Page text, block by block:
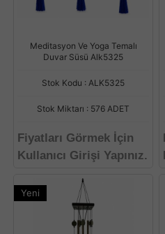
Meditasyon Ve Yoga Temalı
Duvar Süsü Alk5325
Stok Kodu : ALK5325
Stok Miktarı : 576 ADET
Fiyatları Görmek İçin
Kullanıcı Girişi Yapınız.
Yeni